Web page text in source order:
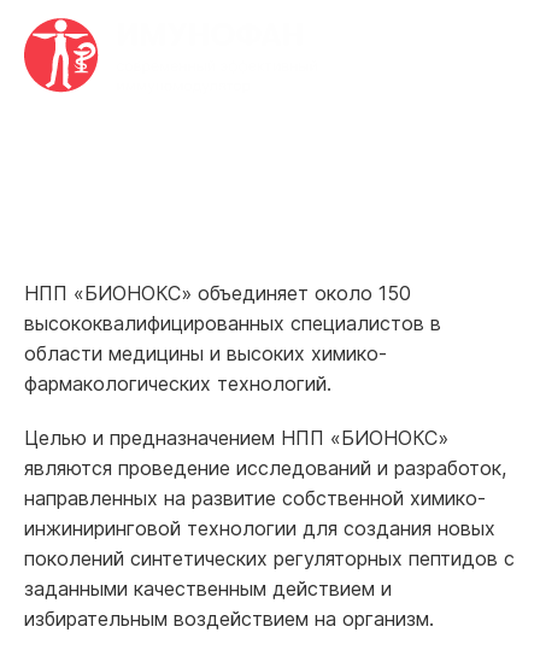
НПП «БИОНОКС» объединяет около 150
высококвалифицированных специалистов в
области медицины и высоких химико-
фармакологических технологий.
Целью и предназначением НПП «БИОНОКС»
являются проведение исследований и разработок,
направленных на развитие собственной химико-
инжиниринговой технологии для создания новых
поколений синтетических регуляторных пептидов с
заданными качественным действием и
избирательным воздействием на организм.